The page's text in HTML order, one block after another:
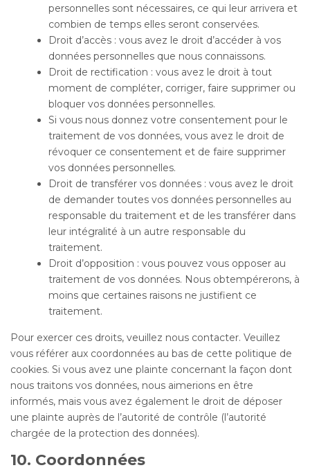
personnelles sont nécessaires, ce qui leur arrivera et
combien de temps elles seront conservées.
Droit d’accès : vous avez le droit d’accéder à vos
données personnelles que nous connaissons.
Droit de rectification : vous avez le droit à tout
moment de compléter, corriger, faire supprimer ou
bloquer vos données personnelles.
Si vous nous donnez votre consentement pour le
traitement de vos données, vous avez le droit de
révoquer ce consentement et de faire supprimer
vos données personnelles.
Droit de transférer vos données : vous avez le droit
de demander toutes vos données personnelles au
responsable du traitement et de les transférer dans
leur intégralité à un autre responsable du
traitement.
Droit d’opposition : vous pouvez vous opposer au
traitement de vos données. Nous obtempérerons, à
moins que certaines raisons ne justifient ce
traitement.
Pour exercer ces droits, veuillez nous contacter. Veuillez
vous référer aux coordonnées au bas de cette politique de
cookies. Si vous avez une plainte concernant la façon dont
nous traitons vos données, nous aimerions en être
informés, mais vous avez également le droit de déposer
une plainte auprès de l’autorité de contrôle (l’autorité
chargée de la protection des données).
10. Coordonnées